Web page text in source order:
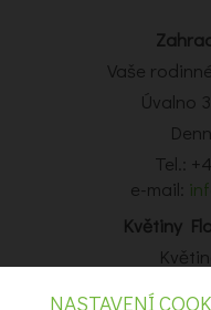
Vaše
Úvalno
Tel.:
e-mail:
Květiny
Obchodní centrum
NASTAVENÍ